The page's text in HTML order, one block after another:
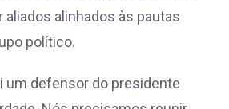
aliados alinhados às pautas
político.
um defensor do presidente